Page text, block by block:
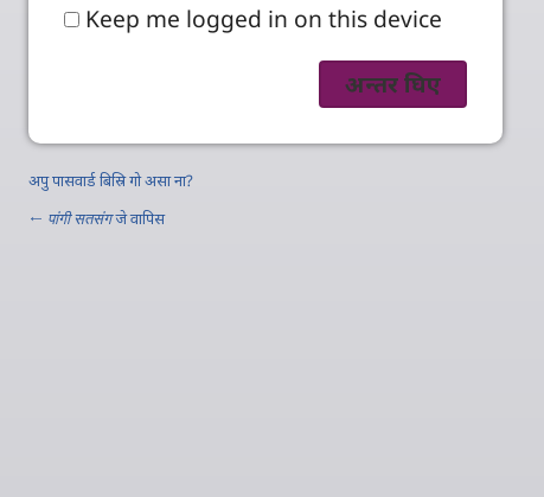
Keep me logged in on this device
अपु पासवार्ड बिस्रि गो असा ना?
← पांगी सतसंगजे वापिस